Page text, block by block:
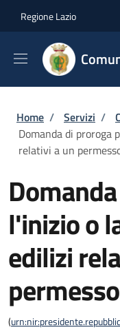
Regione Lazio
Briciole di
Home / Servizi /
Domanda di proroga
relativi a un
l'inizio o
edilizi
(